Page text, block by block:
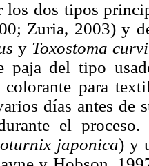
los dos tipos
Zuria, 2003) y
y Toxostoma
paja del tipo
colorante para
días antes de
el
japonica) y